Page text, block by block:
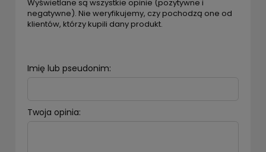
Wyświetlane są wszystkie opinie (pozytywne i
negatywne). Nie weryfikujemy, czy pochodzą one od
klientów, którzy kupili dany produkt.
Imię lub pseudonim:
Twoja opinia: